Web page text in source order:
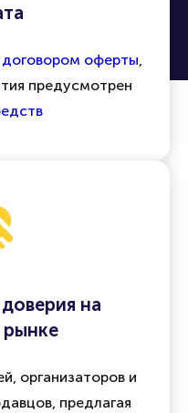
договором оферты
предусмотрен
на
организаторов и
предлагая